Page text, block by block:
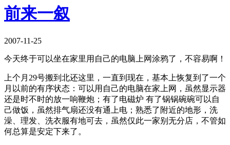
前来一叙
2007-11-25
今天终于可以坐在家里用自己的电脑上网涂鸦了，不容易啊！
上个月29号搬到北还这里，一直到现在，基本上恢复到了一个
月以前的有序状态：可以用自己的电脑在家上网，虽然显示器
还是时不时的放一响鞭炮；有了电磁炉 有了锅锅碗碗可以自
己做饭，虽然排气扇还没有通上电；熟悉了附近的地形，洗
澡、理发、洗衣服有地可去，虽然仅此一家别无分店，不管如
何总算是安定下来了。